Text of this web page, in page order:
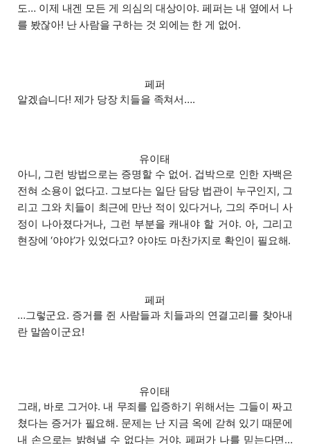
도… 이제 내겐 모든 게 의심의 대상이야. 페퍼는 내 옆에서 나
를 봤잖아! 난 사람을 구하는 것 외에는 한 게 없어.
페퍼
알겠습니다! 제가 당장 치들을 족쳐서….
유이태
아니, 그런 방법으로는 증명할 수 없어. 겁박으로 인한 자백은
전혀 소용이 없다고. 그보다는 일단 담당 법관이 누구인지, 그
리고 그와 치들이 최근에 만난 적이 있다거나, 그의 주머니 사
정이 나아졌다거나, 그런 부분을 캐내야 할 거야. 아, 그리고
현장에 ‘야야’가 있었다고? 야야도 마찬가지로 확인이 필요해.
페퍼
…그렇군요. 증거를 쥔 사람들과 치들과의 연결고리를 찾아내
란 말씀이군요!
유이태
그래, 바로 그거야. 내 무죄를 입증하기 위해서는 그들이 짜고
쳤다는 증거가 필요해. 문제는 난 지금 옥에 갇혀 있기 때문에
내 손으로는 밝혀낼 수 없다는 거야. 페퍼가 나를 믿는다면…